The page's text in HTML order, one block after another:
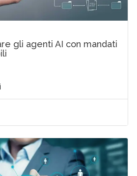
gli agenti AI con mandati